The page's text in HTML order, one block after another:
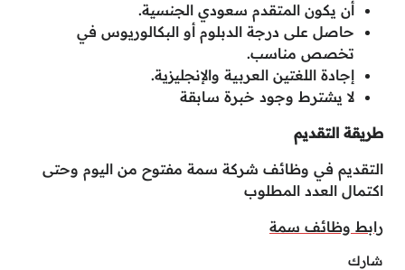
أن يكون المتقدم سعودي الجنسية.
حاصل على درجة الدبلوم أو البكالوريوس في
تخصص مناسب.
إجادة اللغتين العربية والإنجليزية.
لا يشترط وجود خبرة سابقة
طريقة التقديم
التقديم في وظائف شركة سمة مفتوح من اليوم وحتى
اكتمال العدد المطلوب
رابط وظائف سمة
شارك